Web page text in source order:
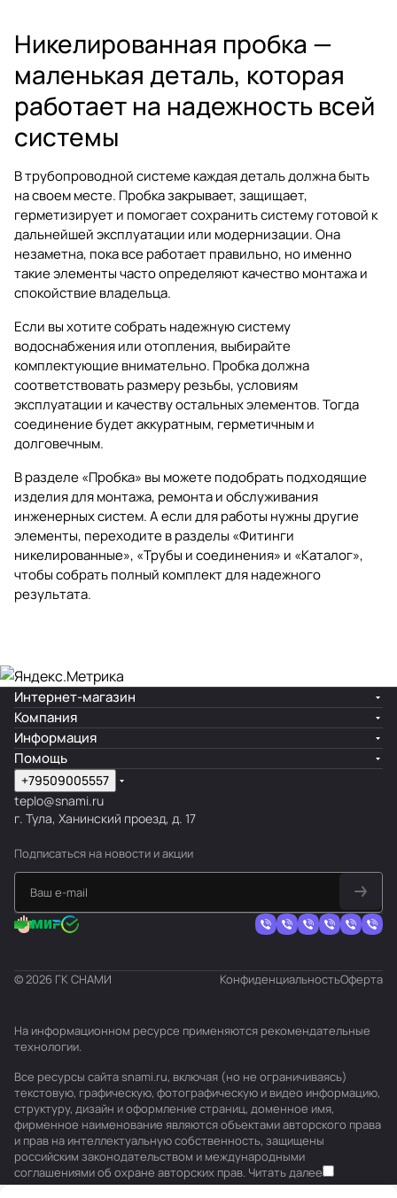
Никелированная пробка —
маленькая деталь, которая
работает на надежность всей
системы
В трубопроводной системе каждая деталь должна быть
на своем месте. Пробка закрывает, защищает,
герметизирует и помогает сохранить систему готовой к
дальнейшей эксплуатации или модернизации. Она
незаметна, пока все работает правильно, но именно
такие элементы часто определяют качество монтажа и
спокойствие владельца.
Если вы хотите собрать надежную систему
водоснабжения или отопления, выбирайте
комплектующие внимательно. Пробка должна
соответствовать размеру резьбы, условиям
эксплуатации и качеству остальных элементов. Тогда
соединение будет аккуратным, герметичным и
долговечным.
В разделе«Пробка» вы можете подобрать подходящие
изделия для монтажа, ремонта и обслуживания
инженерных систем. А если для работы нужны другие
элементы, переходите в разделы «Фитинги
никелированные», «Трубы и соединения» и «Каталог»,
чтобы собрать полный комплект для надежного
результата.
Интернет-магазин
Компания
Информация
Помощь
+79509005557
teplo@snami.ru
г. Тула, Ханинский проезд, д. 17
Подписаться на новости и акции
© 2026 ГК СНАМИ КонфиденциальностьОферта
На информационном ресурсе применяются рекомендательные
технологии.
Все ресурсы сайта snami.ru, включая (но не ограничиваясь)
текстовую, графическую, фотографическую и видео информацию,
структуру, дизайн и оформление страниц, доменное имя,
фирменное наименование являются объектами авторского права
и прав на интеллектуальную собственность, защищены
российским законодательством и международными
соглашениями об охране авторских прав. Читать далее